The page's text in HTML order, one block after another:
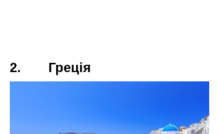
на кожному кроці. І при цьому це одна з найдорожчих країн,
Для Аліни Астровської, ведучої 3-х сезонів